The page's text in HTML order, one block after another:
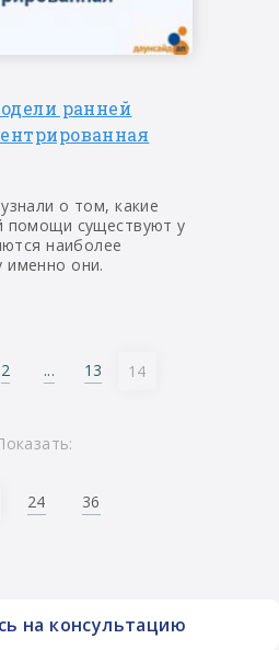
на консультацию
ранней
о том, какие
помощи существуют у
наиболее
они.
24 36
2 ... 13 14